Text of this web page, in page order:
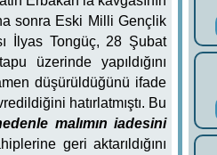
sonra Eski Milli Gençlik
İlyas Tongüç, 28 Şubat
üzerinde yapıldığını
düşürüldüğünü ifade
hatırlatmıştı. Bu
malımın iadesini
geri aktarıldığını